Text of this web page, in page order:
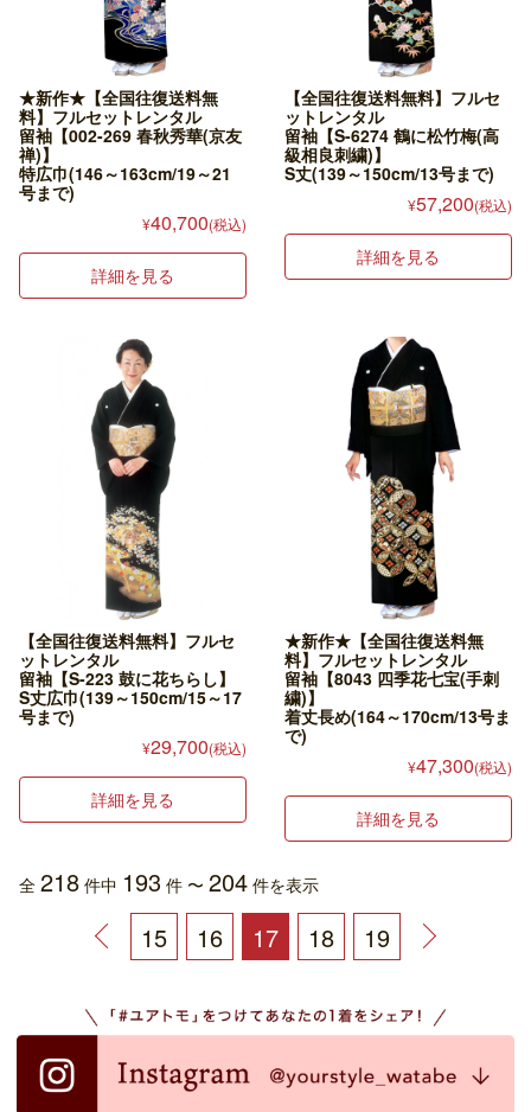
★新作★【全国往復送料無
料】フルセットレンタル
留袖【002-269 春秋秀華(京友
禅)】
特広巾(146～163cm/19～21
号まで)
¥40,700(税込)
詳細を見る
【全国往復送料無料】フルセ
ットレンタル
留袖【S-6274 鶴に松竹梅(高
級相良刺繍)】
S丈(139～150cm/13号まで)
¥57,200(税込)
詳細を見る
【全国往復送料無料】フルセ
ットレンタル
留袖【S-223 鼓に花ちらし】
S丈広巾(139～150cm/15～17
号まで)
¥29,700(税込)
詳細を見る
★新作★【全国往復送料無
料】フルセットレンタル
留袖【8043 四季花七宝(手刺
繍)】
着丈長め(164～170cm/13号ま
で)
¥47,300(税込)
詳細を見る
全 218 件中 193 件 〜 204 件を表示
15 16 17 18 19